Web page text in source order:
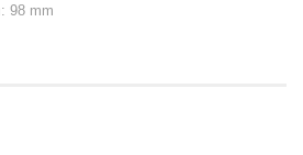
98 mm